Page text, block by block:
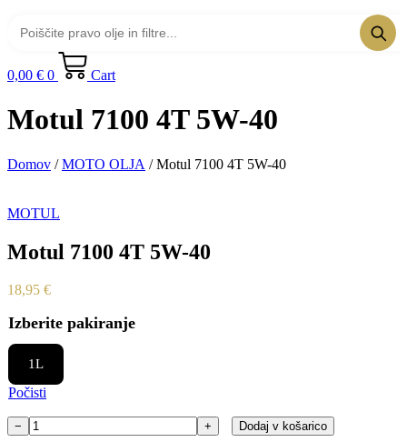
0,00 € 0 Cart
Motul 7100 4T 5W-40
Domov /MOTO OLJA / Motul 7100 4T 5W-40
MOTUL
Motul 7100 4T 5W-40
18,95 €
Izberite pakiranje
1L
Počisti
Motul
− + Dodaj v košarico